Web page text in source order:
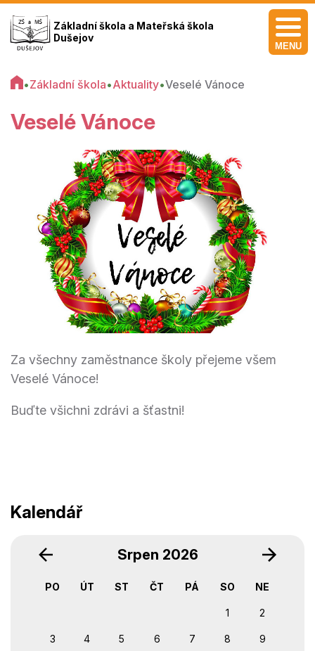
Základní škola a Mateřská škola
Dušejov
MENU
•Základní škola•Aktuality•Veselé Vánoce
Veselé Vánoce
Za všechny zaměstnance školy přejeme všem
Veselé Vánoce!
Buďte všichni zdrávi a šťastni!
Kalendář
Srpen 2026
PO ÚT ST ČT PÁ SO NE
1 2
3 4 5 6 7 8 9